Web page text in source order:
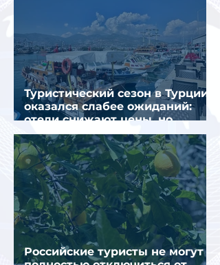
Туристический сезон в Турции
оказался слабее ожиданий:
отели снижают цены, но
загрузка остается низкой
Российские туристы не могут